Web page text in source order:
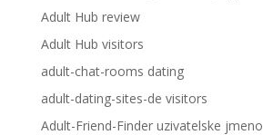
Adult Hub review
Adult Hub visitors
adult-chat-rooms dating
adult-dating-sites-de visitors
Adult-Friend-Finder uzivatelske jmeno